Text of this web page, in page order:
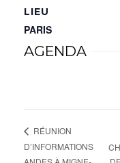
LIEU
PARIS
AGENDA
RÉUNION
D’INFORMATIONS